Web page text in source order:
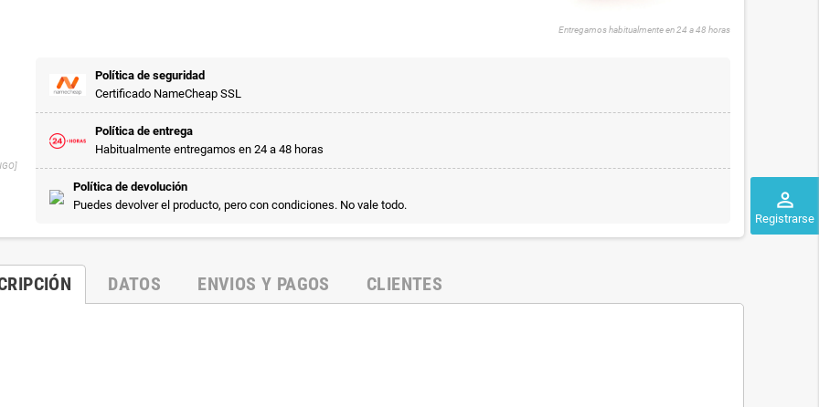
perm_identity
Registrarse
Entregamos habitualmente en 24 a 48 horas
Política de seguridad
Certificado NameCheap SSL
Política de entrega
Habitualmente entregamos en 24 a 48 horas
Política de devolución
Puedes devolver el producto, pero con condiciones. No vale todo.
DATOS ENVIOS Y PAGOS CLIENTES